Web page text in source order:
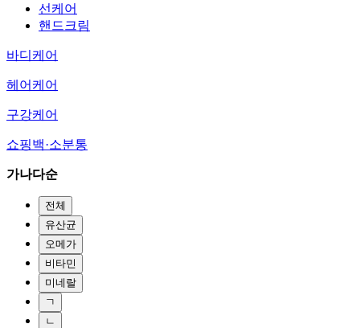
선케어
핸드크림
바디케어
헤어케어
구강케어
쇼핑백·소분통
가나다순
전체
유산균
오메가
비타민
미네랄
ㄱ
ㄴ